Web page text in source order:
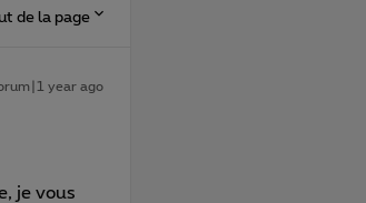
de la page
year ago
je vous